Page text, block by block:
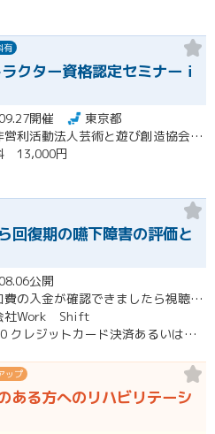
有
クター資格認定セミナーｉ
開催
東京都
特定非営利活動法人芸術と遊び創造協会 高齢者アクティビティ開発センター
13,000円
復期の嚥下障害の評価と
公開
・参加費の入金が確認できましたら視聴用URLとパスワードおよび資料をお申込みいただきましたメールアドレスに送付します。
社Work Shift
¥2,500 クレジットカード決済あるいは銀行振込となります。
ップ
ある方へのリハビリテーシ